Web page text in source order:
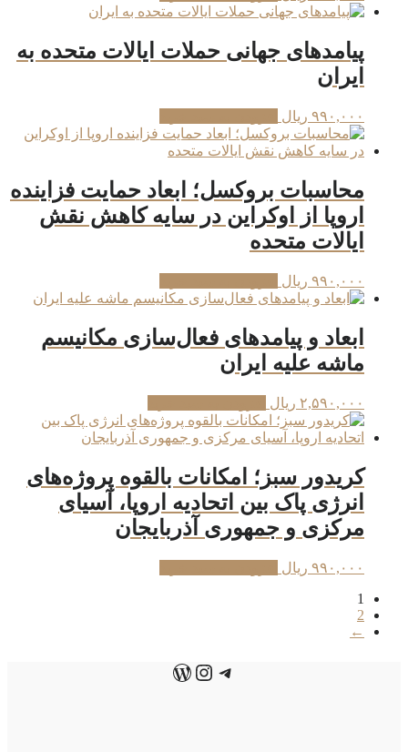
پیامدهای جهانی حملات ایالات متحده به
ایران
۹۹۰,۰۰۰ ریال
محاسبات بروکسل؛ ابعاد حمایت فزاینده
اروپا از اوکراین در سایه کاهش نقش
ایالات متحده
۹۹۰,۰۰۰ ریال
ابعاد و پیامدهای فعال‌سازی مکانیسم
ماشه علیه ایران
۲,۵۹۰,۰۰۰ ریال
کریدور سبز؛ امکانات بالقوه پروژه‌های
انرژی پاک بین اتحادیه اروپا، آسیای
مرکزی و جمهوری آذربایجان
۹۹۰,۰۰۰ ریال
1
2
←
تلگرام
اینستاگرم
وردپرس